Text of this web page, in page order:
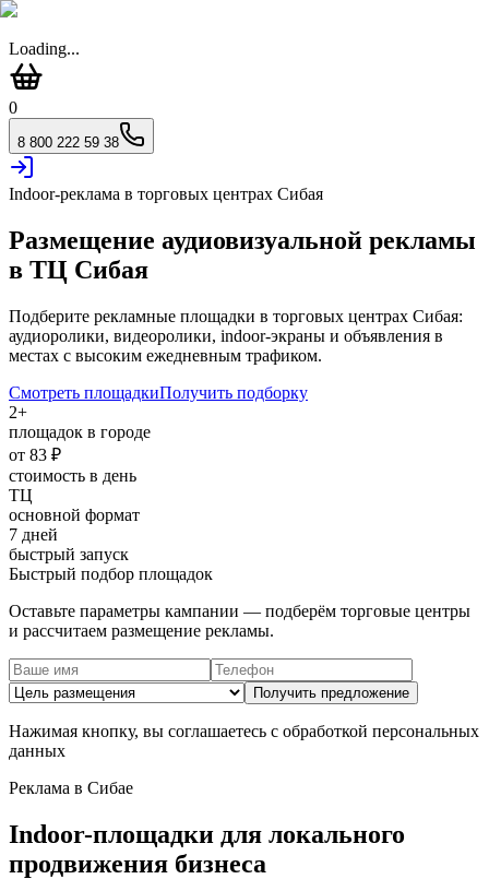
Loading...
0
8 800 222 59 38
Indoor-реклама в торговых центрах Сибая
Размещение аудиовизуальной рекламы
в ТЦ Сибая
Подберите рекламные площадки в торговых центрах Сибая:
аудиоролики, видеоролики, indoor-экраны и объявления в
местах с высоким ежедневным трафиком.
Смотреть площадкиПолучить подборку
2+
площадок в городе
от 83 ₽
стоимость в день
ТЦ
основной формат
7 дней
быстрый запуск
Быстрый подбор площадок
Оставьте параметры кампании — подберём торговые центры
и рассчитаем размещение рекламы.
Получить предложение
Нажимая кнопку, вы соглашаетесь с обработкой персональных
данных
Реклама в Сибае
Indoor-площадки для локального
продвижения бизнеса